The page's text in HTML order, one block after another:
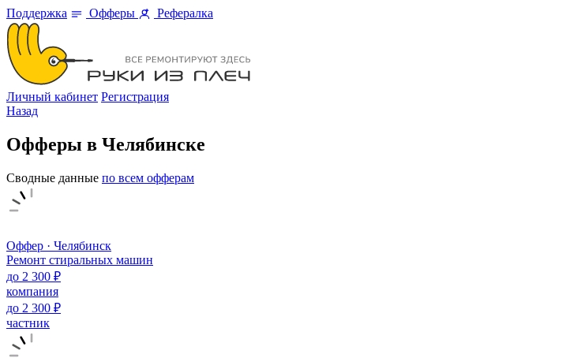
Поддержка Офферы Рефералка
Личный кабинет Регистрация
Назад
Офферы в Челябинскe
Сводные данные по всем офферам
Оффер · Челябинск
Ремонт стиральных машин
до 2 300 ₽
компания
до 2 300 ₽
частник